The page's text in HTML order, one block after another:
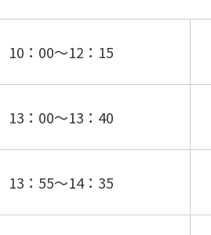
10：00～12：15
13：00～13：40
13：55～14：35